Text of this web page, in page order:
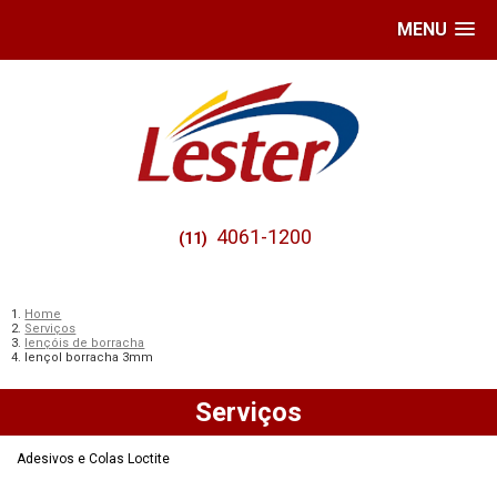
MENU
(11) 4061-1200
Home
Serviços
lençóis de borracha
lençol borracha 3mm
Serviços
Adesivos e Colas Loctite